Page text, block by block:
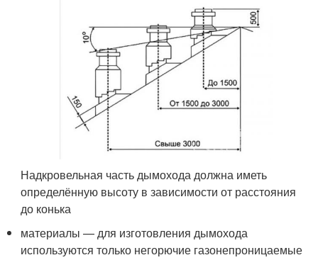
Надкровельная часть дымохода должна иметь
определённую высоту в зависимости от расстояния
до конька
материалы — для изготовления дымохода
используются только негорючие газонепроницаемые